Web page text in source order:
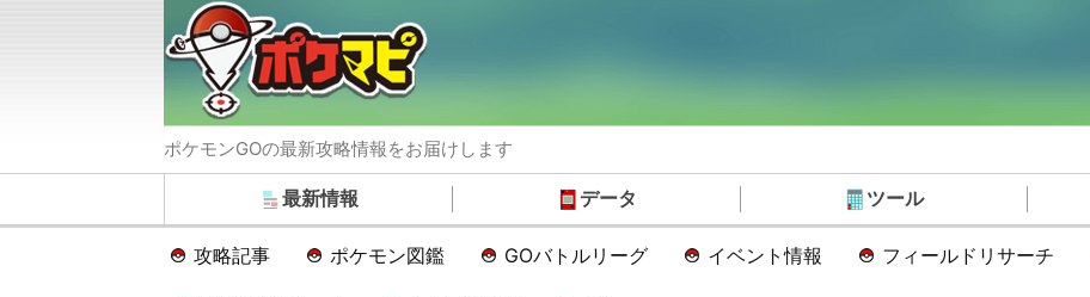
ポケモンGOの最新攻略情報をお届けします
最新情報 データ ツール
攻略記事 ポケモン図鑑 GOバトルリーグ イベント情報 フィールドリサーチ